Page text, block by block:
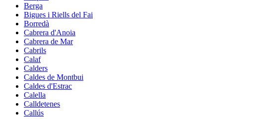
Berga
Bigues i Riells del Fai
Borredà
Cabrera d'Anoia
Cabrera de Mar
Cabrils
Calaf
Calders
Caldes de Montbui
Caldes d'Estrac
Calella
Calldetenes
Callús